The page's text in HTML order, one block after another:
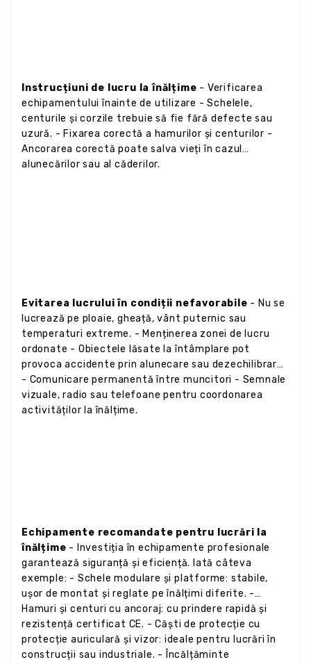
Instrucțiuni de lucru la înălțime - Verificarea
echipamentului înainte de utilizare - Schelele,
centurile și corzile trebuie să fie fără defecte sau
uzură. - Fixarea corectă a hamurilor și centurilor -
Ancorarea corectă poate salva vieți în cazul
alunecărilor sau al căderilor.
Evitarea lucrului în condiții nefavorabile - Nu se
lucrează pe ploaie, gheață, vânt puternic sau
temperaturi extreme. - Menținerea zonei de lucru
ordonate - Obiectele lăsate la întâmplare pot
provoca accidente prin alunecare sau dezechilibrare.
- Comunicare permanentă între muncitori - Semnale
vizuale, radio sau telefoane pentru coordonarea
activităților la înălțime.
Echipamente recomandate pentru lucrări la
înălțime - Investiția în echipamente profesionale
garantează siguranță și eficiență. Iată câteva
exemple: - Schele modulare și platforme: stabile,
ușor de montat și reglate pe înălțimi diferite. -
Hamuri și centuri cu ancoraj: cu prindere rapidă și
rezistență certificat CE. - Căști de protecție cu
protecție auriculară și vizor: ideale pentru lucrări în
construcții sau industriale. - Încălțăminte